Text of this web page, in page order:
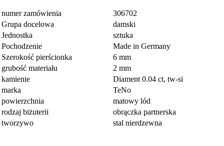
numer zamówienia
306702
Grupa docelowa
damski
Jednostka
sztuka
Pochodzenie
Made in Germany
Szerokość pierścionka
6 mm
grubość materiału
2 mm
kamienie
Diament 0.04 ct, tw-si
marka
TeNo
powierzchnia
matowy lód
rodzaj biżuterii
obrączka partnerska
tworzywo
stal nierdzewna